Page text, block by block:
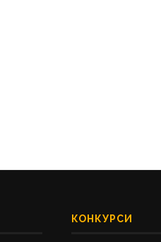
КОНКУРСИ